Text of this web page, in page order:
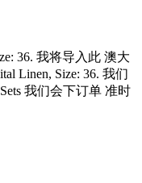
36. 我将导入此 澳大
Linen, Size: 36. 我们
我们会下订单 准时